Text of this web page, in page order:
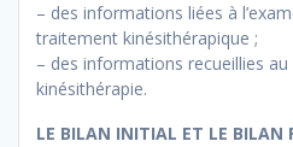
– des informations liées à
traitement kinésithérapique ;
– des informations recueillies
kinésithérapie.
LE BILAN INITIAL ET LE BILAN